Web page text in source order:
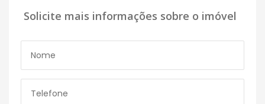
Solicite mais informações sobre o imóvel